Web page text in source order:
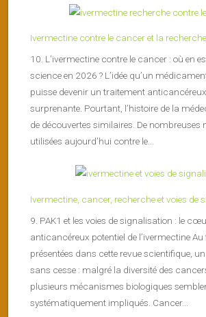
Ivermectine contre le cancer et la recherche
10. L’ivermectine contre le cancer : où en
science en 2026 ? L’idée qu’un
puisse devenir un traitement
surprenante. Pourtant, l’histoire de la
de découvertes similaires. De nombreuses
utilisées aujourd’hui contre le...
Ivermectine, cancer, recherche et voies de
9. PAK1 et les voies de signalisation : le
anticancéreux potentiel de l’ivermectine Au
présentées dans cette revue scientifique,
sans cesse : malgré la diversité des
plusieurs mécanismes biologiques
systématiquement impliqués. Cancer...